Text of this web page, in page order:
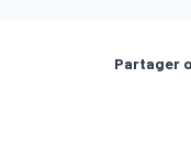
Partager